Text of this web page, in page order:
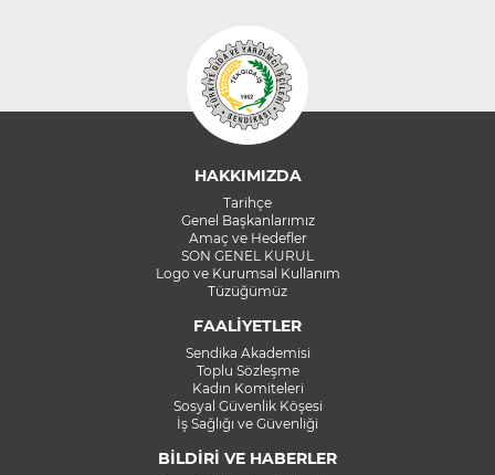
HAKKIMIZDA
Tarihçe
Genel Başkanlarımız
Amaç ve Hedefler
SON GENEL KURUL
Logo ve Kurumsal Kullanım
Tüzüğümüz
FAALİYETLER
Sendika Akademisi
Toplu Sözleşme
Kadın Komiteleri
Sosyal Güvenlik Köşesi
İş Sağlığı ve Güvenliği
BİLDİRİ VE HABERLER